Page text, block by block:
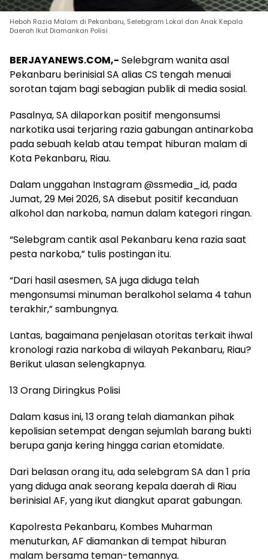
Heboh Razia Malam di Pekanbaru, Selebgram Lokal dan Anak Kepala
Daerah Ikut Diamankan Polisi
BERJAYANEWS.COM,- Selebgram wanita asal
Pekanbaru berinisial SA alias CS tengah menuai
sorotan tajam bagi sebagian publik di media sosial.
Pasalnya, SA dilaporkan positif mengonsumsi
narkotika usai terjaring razia gabungan antinarkoba
pada sebuah kelab atau tempat hiburan malam di
Kota Pekanbaru, Riau.
Dalam unggahan Instagram @ssmedia_id, pada
Jumat, 29 Mei 2026, SA disebut positif kecanduan
alkohol dan narkoba, namun dalam kategori ringan.
“Selebgram cantik asal Pekanbaru kena razia saat
pesta narkoba,” tulis postingan itu.
“Dari hasil asesmen, SA juga diduga telah
mengonsumsi minuman beralkohol selama 4 tahun
terakhir,” sambungnya.
Lantas, bagaimana penjelasan otoritas terkait ihwal
kronologi razia narkoba di wilayah Pekanbaru, Riau?
Berikut ulasan selengkapnya.
13 Orang Diringkus Polisi
Dalam kasus ini, 13 orang telah diamankan pihak
kepolisian setempat dengan sejumlah barang bukti
berupa ganja kering hingga carian etomidate.
Dari belasan orang itu, ada selebgram SA dan 1 pria
yang diduga anak seorang kepala daerah di Riau
berinisial AF, yang ikut diangkut aparat gabungan.
Kapolresta Pekanbaru, Kombes Muharman
menuturkan, AF diamankan di tempat hiburan
malam bersama teman-temannya.